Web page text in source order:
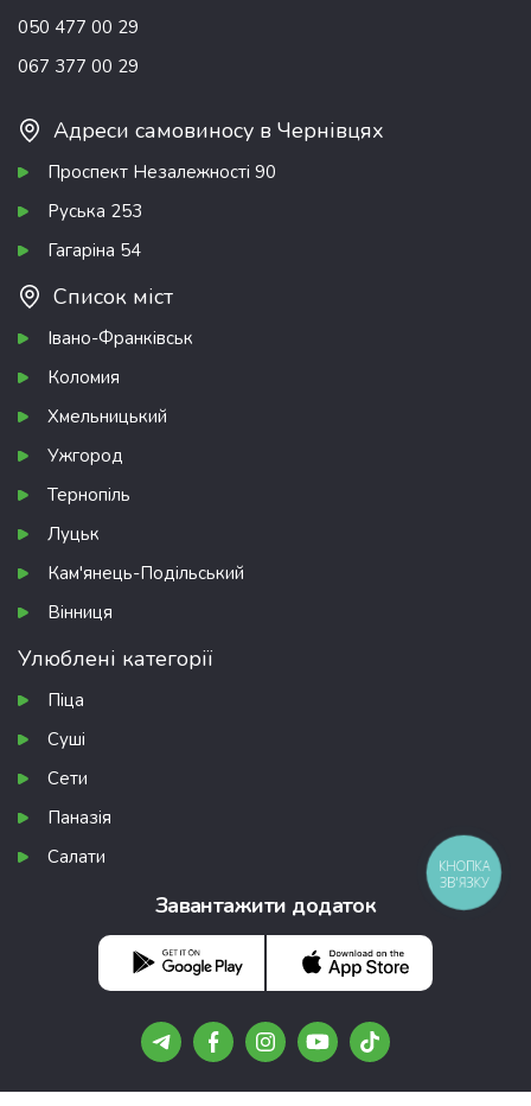
050 477 00 29
067 377 00 29
Адреси самовиносу в Чернівцях
Проспект Незалежності 90
Руська 253
Гагаріна 54
Список міст
Івано-Франківськ
Коломия
Хмельницький
Ужгород
Тернопіль
Луцьк
Кам'янець-Подільський
Вінниця
Улюблені категорії
Піца
Суші
Сети
Паназія
Салати
Завантажити додаток
КНОПКА
ЗВ'ЯЗКУ